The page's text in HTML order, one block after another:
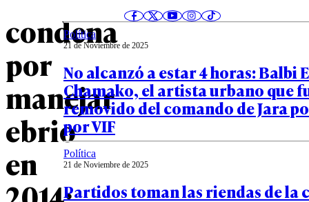
condena
por
manejar
ebrio
en
El día después
Política
21 de Noviembre de 2025
No alcanzó a estar 4 horas: Balbi
Chamako, el artista urbano que
removido del comando de Jara
por VIF
Política
21 de Noviembre de 2025
Partidos toman las riendas de la